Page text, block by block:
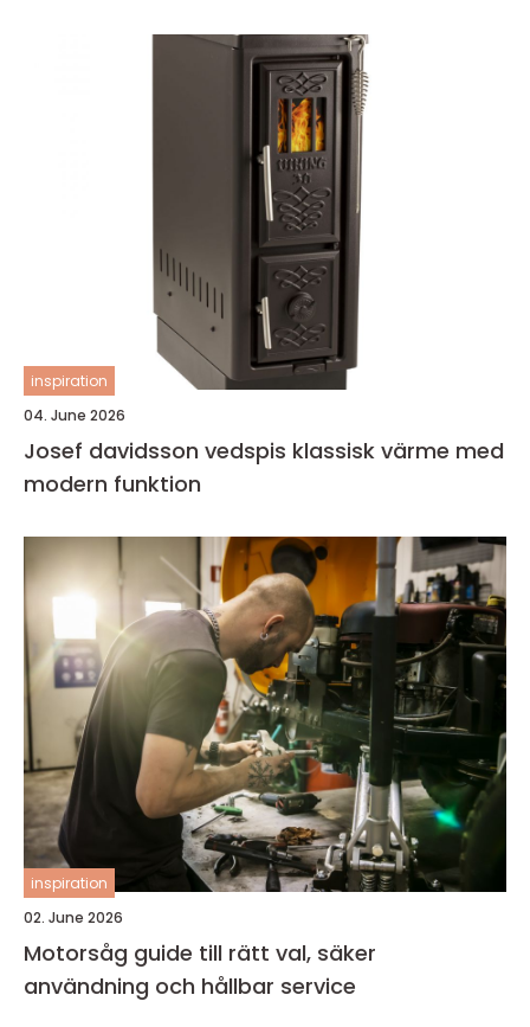
inspiration
04. June 2026
Josef davidsson vedspis klassisk värme med
modern funktion
inspiration
02. June 2026
Motorsåg guide till rätt val, säker
användning och hållbar service